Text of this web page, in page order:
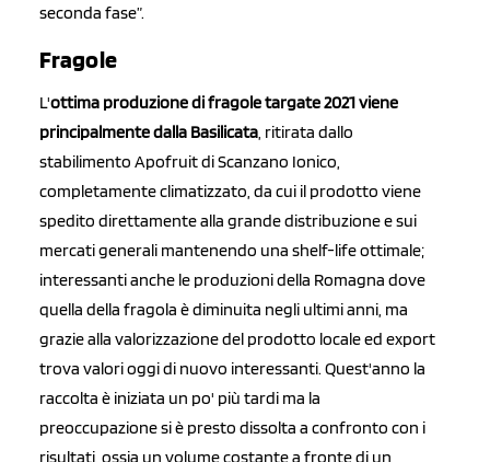
seconda fase”.
Fragole
L'ottima produzione di fragole targate 2021 viene
principalmente dalla Basilicata, ritirata dallo
stabilimento Apofruit di Scanzano Ionico,
completamente climatizzato, da cui il prodotto viene
spedito direttamente alla grande distribuzione e sui
mercati generali mantenendo una shelf-life ottimale;
interessanti anche le produzioni della Romagna dove
quella della fragola è diminuita negli ultimi anni, ma
grazie alla valorizzazione del prodotto locale ed export
trova valori oggi di nuovo interessanti. Quest'anno la
raccolta è iniziata un po' più tardi ma la
preoccupazione si è presto dissolta a confronto con i
risultati, ossia un volume costante a fronte di un